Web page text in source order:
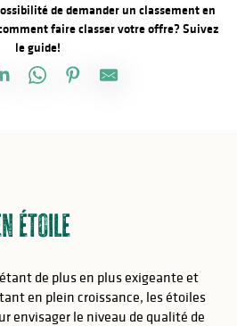
de demander un classement en
faire classer votre offre? Suivez
le guide!
étoile
de plus en plus exigeante et
en plein croissance, les étoiles
envisager le niveau de qualité de